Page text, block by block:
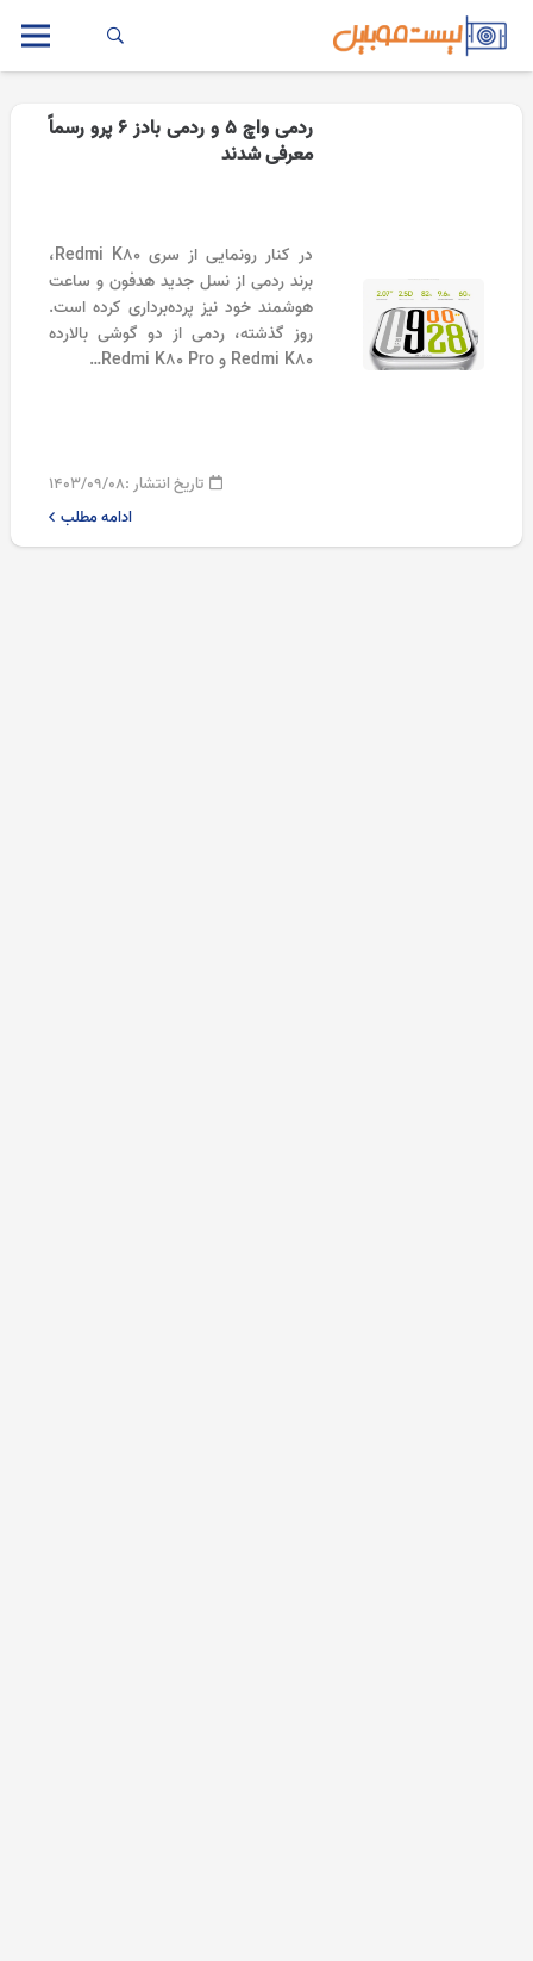
ردمی واچ ۵ و ردمی بادز ۶ پرو رسماً
معرفی شدند
در کنار رونمایی از سری Redmi K80،
برند ردمی از نسل جدید هدفون و ساعت
هوشمند خود نیز پرده‌برداری کرده است.
روز گذشته، ردمی از دو گوشی‌ بالارده
Redmi K80 و Redmi K80 Pro…
تاریخ انتشار :۱۴۰۳/۰۹/۰۸
ادامه مطلب